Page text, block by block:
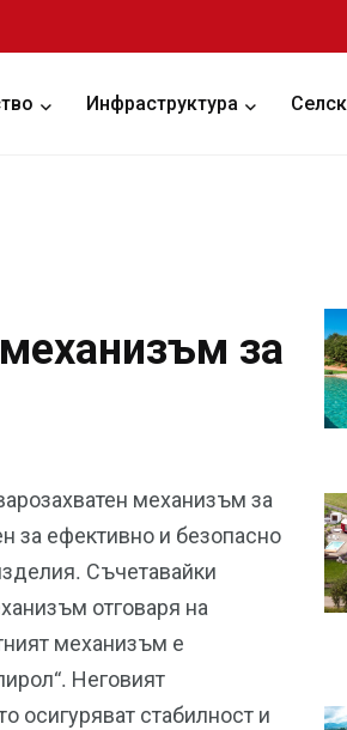
Инфраструктура
за
механизъм за
за ефективно и безопасно
Съчетавайки
отговаря на
механизъм е
Неговият
осигуряват стабилност и